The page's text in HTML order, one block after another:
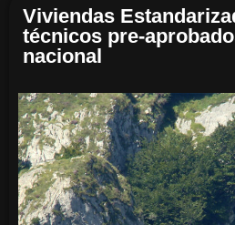
Viviendas
técnicos pre-
nacional